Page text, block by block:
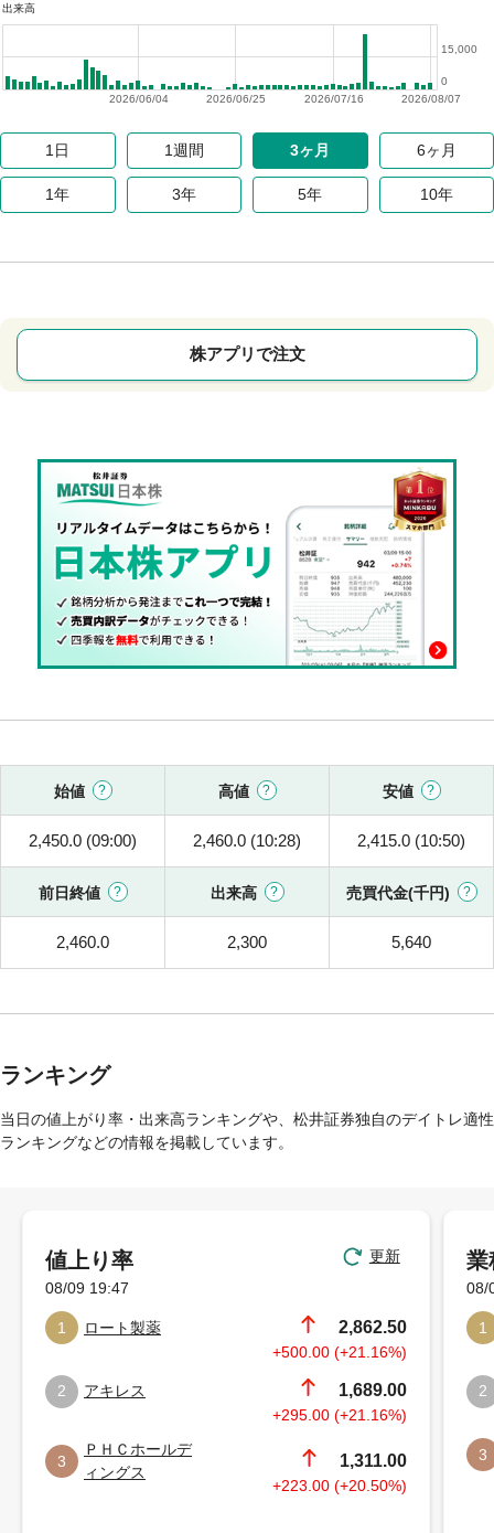
出来高
2026/08/07
2026/07/16
2026/06/25
2026/06/04
0
15,000
1日 1週間 3ヶ月 6ヶ月
1年 3年 5年 10年
株アプリで注文
始値 高値 安値
2,450.0 (09:00) 2,460.0 (10:28) 2,415.0 (10:50)
前日終値 出来高 売買代金(千円)
2,460.0 2,300 5,640
ランキング
当日の値上がり率・出来高ランキングや、松井証券独自のデイトレ適性
ランキングなどの情報を掲載しています。